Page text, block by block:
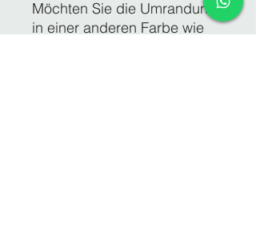
Möchten Sie die Umrandung
in einer anderen Farbe wie